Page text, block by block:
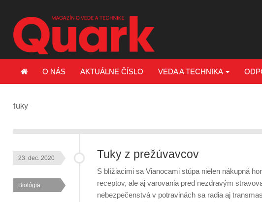
O NÁS AKTUÁLNE ČÍSLO VEDA A TECHNIKA
tuky
Tuky z prežúvavcov
23. dec. 2020
Biológia
S blížiacimi sa Vianocami stúpa nielen nákupná
receptov, ale aj varovania pred nezdravým
nebezpečenstvá v potravinách sa radia aj